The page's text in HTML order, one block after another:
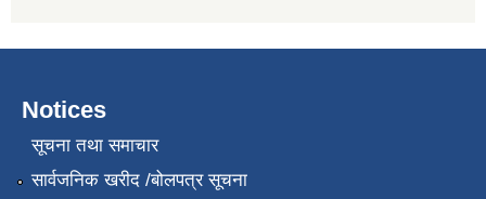
Notices
सूचना तथा समाचार
सार्वजनिक खरीद /बोलपत्र सूचना